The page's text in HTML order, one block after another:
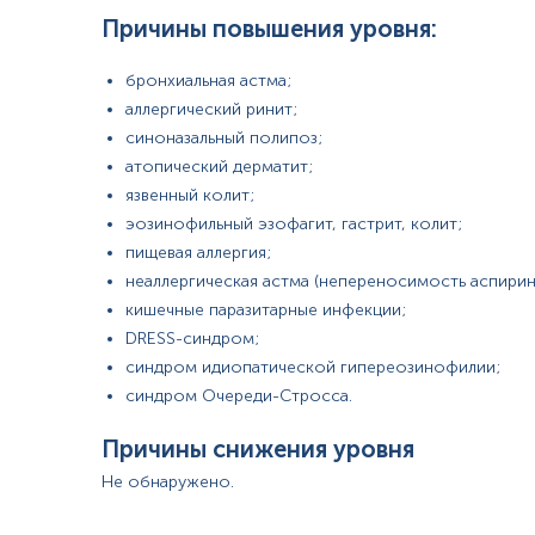
Венозная кровь отбирается натощак или через 8-12 ч
В день исследования допускается употребление
Также следует исключить прием лекарства. Если
этом перед сдачей крови.
Дети до 5 лет перед сдачей крови желательно
Для грудных детей перед сдачей крови выдержать
Причины повышения уровня:
бронхиальная астма;
аллергический ринит;
синоназальный полипоз;
атопический дерматит;
язвенный колит;
эозинофильный эзофагит, гастрит, колит;
пищевая аллергия;
неаллергическая астма (непереносимость
кишечные паразитарные инфекции;
DRESS-синдром;
синдром идиопатической гипереозинофилии;
синдром Очереди-Стросса.
Причины снижения уровня
Не обнаружено.